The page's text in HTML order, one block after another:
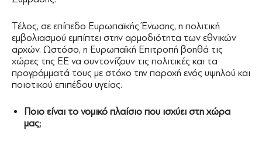
Τέλος, σε επίπεδο Ευρωπαϊκής Ένωσης, η πολιτική
εμβολιασμού εμπίπτει στην αρμοδιότητα των εθνικών
αρχών. Ωστόσο, η Ευρωπαϊκή Επιτροπή βοηθά τις
χώρες της ΕΕ να συντονίζουν τις πολιτικές και τα
προγράμματά τους με στόχο την παροχή ενός υψηλού και
ποιοτικού επιπέδου υγείας.
Ποιο είναι το νομικό πλαίσιο που ισχύει στη χώρα
μας;